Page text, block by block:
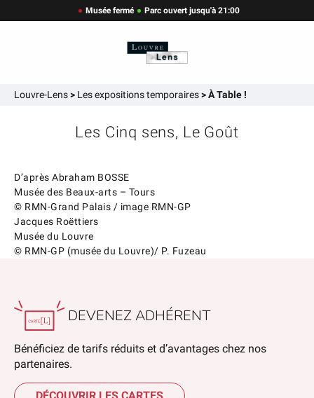
Musée fermé Parc ouvert jusqu'à 21:00
Louvre-Lens> Les expositions temporaires>À Table !
Les Cinq sens, Le Goût
D’après Abraham BOSSE
Musée des Beaux-arts – Tours
© RMN-Grand Palais / image RMN-GP
Jacques Roëttiers
Musée du Louvre
© RMN-GP (musée du Louvre)/ P. Fuzeau
DEVENEZ ADHÉRENT
Bénéficiez de tarifs réduits et d’avantages chez nos
partenaires.